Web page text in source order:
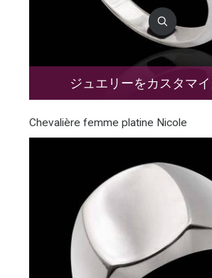
ジュエリーをカスタマ
Chevalière femme platine Nicole